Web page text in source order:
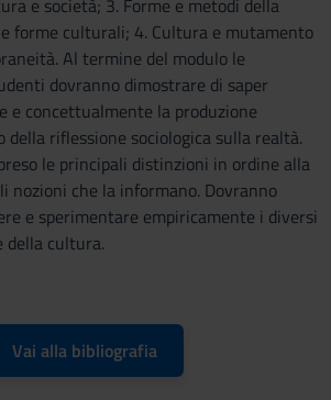
e società; 3. Forme e metodi della
forme culturali; 4. Cultura e mutamento
Al termine del modulo le
dovranno dimostrare di saper
e concettualmente la produzione
della riflessione sociologica sulla realtà.
le principali distinzioni in ordine alla
nozioni che la informano. Dovranno
e sperimentare empiricamente i diversi
della cultura.
Vai alla bibliografia